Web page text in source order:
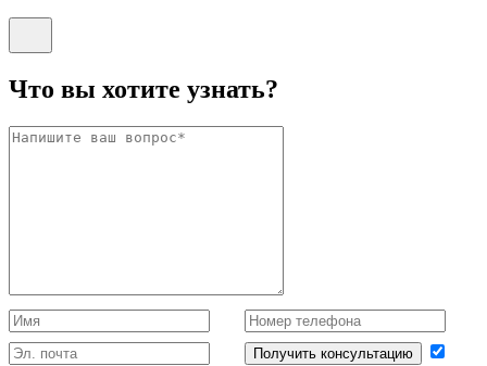
Что вы хотите узнать?
Получить консультацию